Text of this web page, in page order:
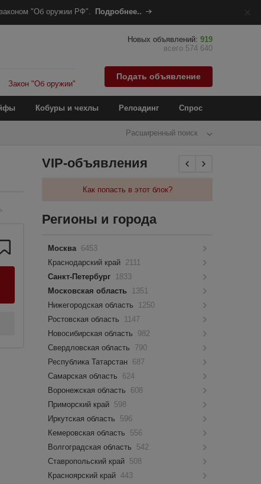
законом "Об оружии РФ". Подробнее..
Закон "Об оружии"
Новых объявлений: 919
всего 574 640
Подать объявление
Кобуры и чехлы Релоадинг Спрос
Расширенный поиск
VIP-объявления
Как попасть в этот блок?
Регионы и города
Москва 6453
Краснодарский край 2111
Санкт-Петербург 1833
Московская область 1351
Нижегородская область
1250
Ростовская область
1147
Новосибирская область
982
Свердловская область
790
Республика Татарстан 687
Самарская область
624
Воронежская область
608
Приморский край 598
Иркутская область
596
Кемеровская область
556
Волгоградская область
542
Ставропольский край 508
Красноярский край 443